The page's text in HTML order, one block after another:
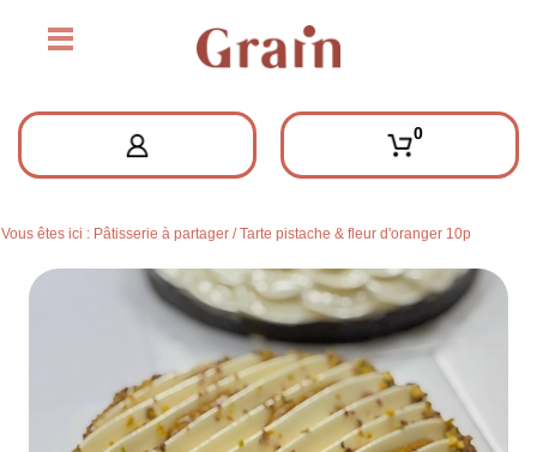
0
Vous êtes ici : Pâtisserie à partager / Tarte pistache & fleur d'oranger 10p